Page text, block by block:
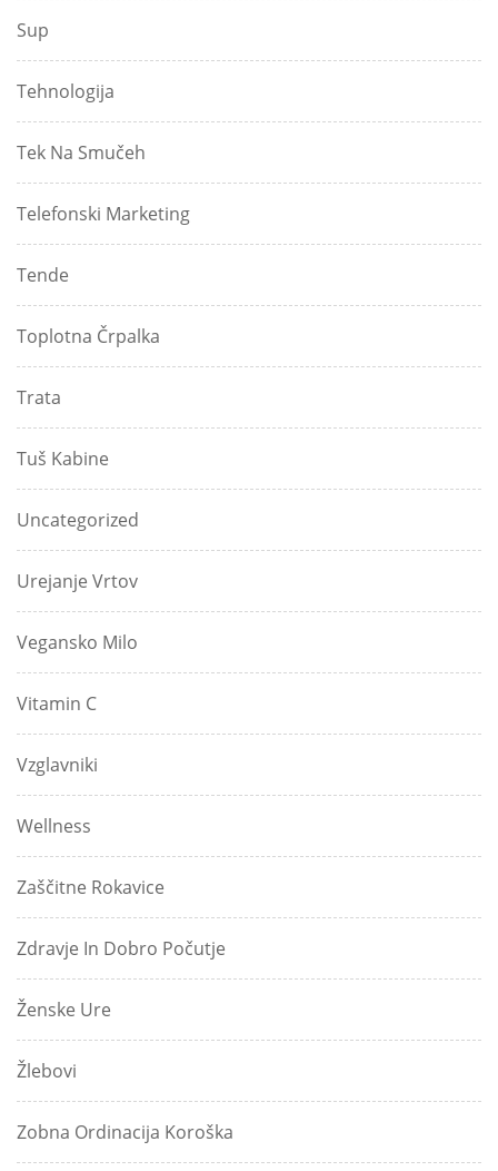
Sup
Tehnologija
Tek Na Smučeh
Telefonski Marketing
Tende
Toplotna Črpalka
Trata
Tuš Kabine
Uncategorized
Urejanje Vrtov
Vegansko Milo
Vitamin C
Vzglavniki
Wellness
Zaščitne Rokavice
Zdravje In Dobro Počutje
Ženske Ure
Žlebovi
Zobna Ordinacija Koroška